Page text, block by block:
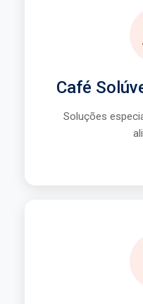
Café
Soluções
Alta